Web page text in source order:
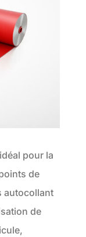
pour la
de
autocollant
de